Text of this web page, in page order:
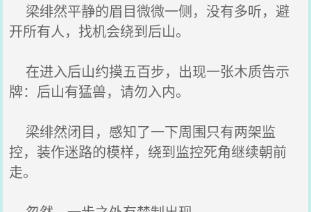
梁绯然平静的眉目微微一侧，没有多听，避
开所有人，找机会绕到后山。
在进入后山约摸五百步，出现一张木质告示
牌：后山有猛兽，请勿入内。
梁绯然闭目，感知了一下周围只有两架监
控，装作迷路的模样，绕到监控死角继续朝前
走。